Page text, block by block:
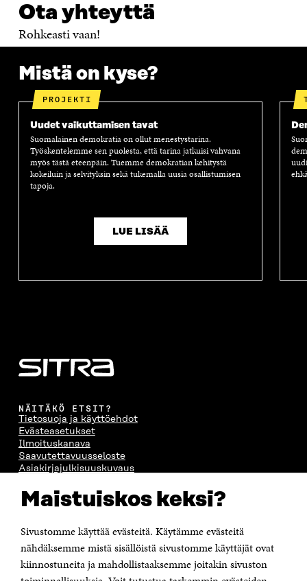
Maistuiskos keksi?
Sivustomme käyttää evästeitä. Käytämme evästeitä
nähdäksemme mistä sisällöistä sivustomme käyttäjät ovat
kiinnostuneita ja mahdollistaaksemme joitakin sivuston
Ota yhteyttä
Rohkeasti vaan!
Mistä on kyse?
PROJEKTI
Uudet vaikuttamisen tavat
Suomalainen demokratia on ollut menestystarina.
Työskentelemme sen puolesta, että tarina jatkuisi vahvana
myös tästä eteenpäin. Tuemme demokratian kehitystä
kokeiluin ja selvityksin sekä tukemalla uusia osallistumisen
tapoja.
LUE LISÄÄ
NÄITÄKÖ ETSIT?
Tietosuoja ja käyttöehdot
Evästeasetukset
Ilmoituskanava
Saavutettavuusseloste
Asiakirjajulkisuuskuvaus
Suomen itsenäisyyden juhlarahasto Sitra
Itämerenkatu 11-13, PL 160,
00181 Helsinki
Puhelin +358 294 618 991